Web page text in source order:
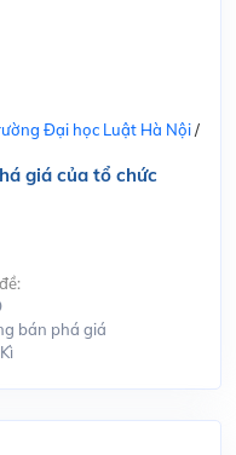
Đại học Luật Hà Nội/
giá của tổ chức
bán phá giá